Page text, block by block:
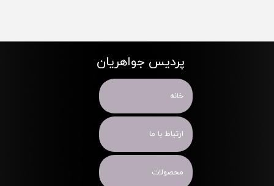
پردیس جواهریان
خانه
ارتباط با ما
محصولات